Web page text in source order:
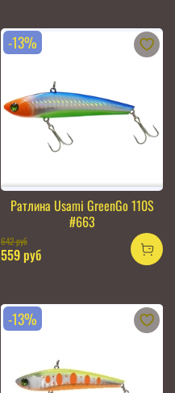
-13%
Ратлина Usami GreenGo 110S
#663
642 руб
559 руб
-13%